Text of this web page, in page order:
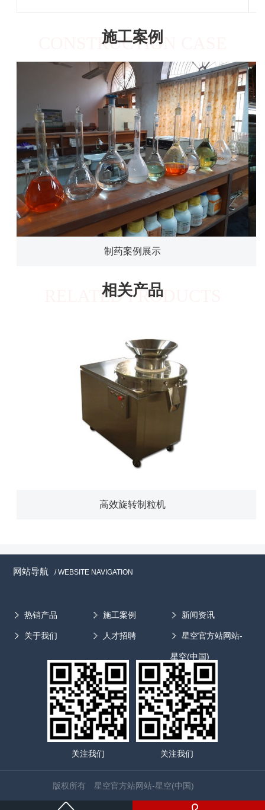
施工案例
CONSTRUCTION CASE
制药案例展示
相关产品
RELATED PRODUCTS
高效旋转制粒机
网站导航 / WEBSITE NAVIGATION
热销产品 施工案例 新闻资讯
关于我们 人才招聘 星空官方站网站-
星空(中国)
关注我们 关注我们
版权所有 星空官方站网站-星空(中国)